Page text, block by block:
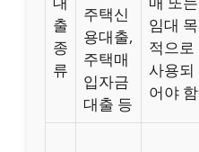
출
종
류
주택신
용대출,
주택매
입자금
대출 등
임대 목
적으로
사용되
어야 함